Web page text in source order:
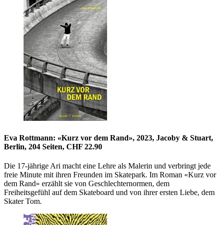
Eva Rottmann: «Kurz vor dem Rand», 2023, Jacoby & Stuart,
Berlin, 204 Seiten, CHF 22.90
Die 17-jährige Ari macht eine Lehre als Malerin und verbringt jede
freie Minute mit ihren Freunden im Skatepark. Im Roman «Kurz vor
dem Rand» erzählt sie von Geschlechternormen, dem
Freiheitsgefühl auf dem Skateboard und von ihrer ersten Liebe, dem
Skater Tom.